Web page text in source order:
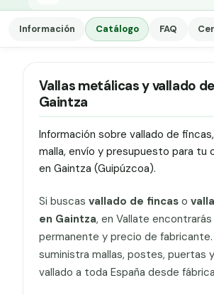
Información Catálogo FAQ
Vallas metálicas y vallado
Gaintza
Información sobre vallado de
malla, envío y presupuesto para tu
en Gaintza (Guipúzcoa).
Si buscas vallado de fincaso
en Gaintza, en Vallate
permanente y precio de fabricante.
suministra mallas, postes, puertas
vallado a toda España desde